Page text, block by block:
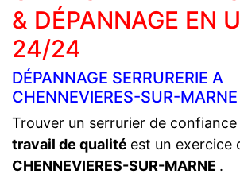
& DÉPANNAGE EN
24/24
DÉPANNAGE SERRURERIE A
CHENNEVIERES-SUR-
Trouver un serrurier de confiance
travail de qualité est un exercice
CHENNEVIERES-SUR-MARNE .